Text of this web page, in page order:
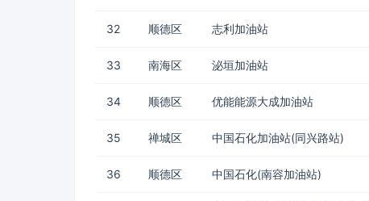
32 顺德区 志利加油站
33 南海区 泌垣加油站
34 顺德区 优能能源大成加油站
35 禅城区 中国石化加油站(同兴路站)
36 顺德区 中国石化(南容加油站)